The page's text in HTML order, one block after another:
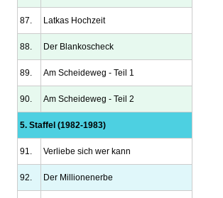
87. Latkas Hochzeit
88. Der Blankoscheck
89. Am Scheideweg - Teil 1
90. Am Scheideweg - Teil 2
5. Staffel (1982-1983)
91. Verliebe sich wer kann
92. Der Millionenerbe